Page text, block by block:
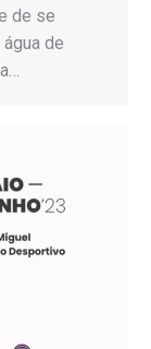
de se
de